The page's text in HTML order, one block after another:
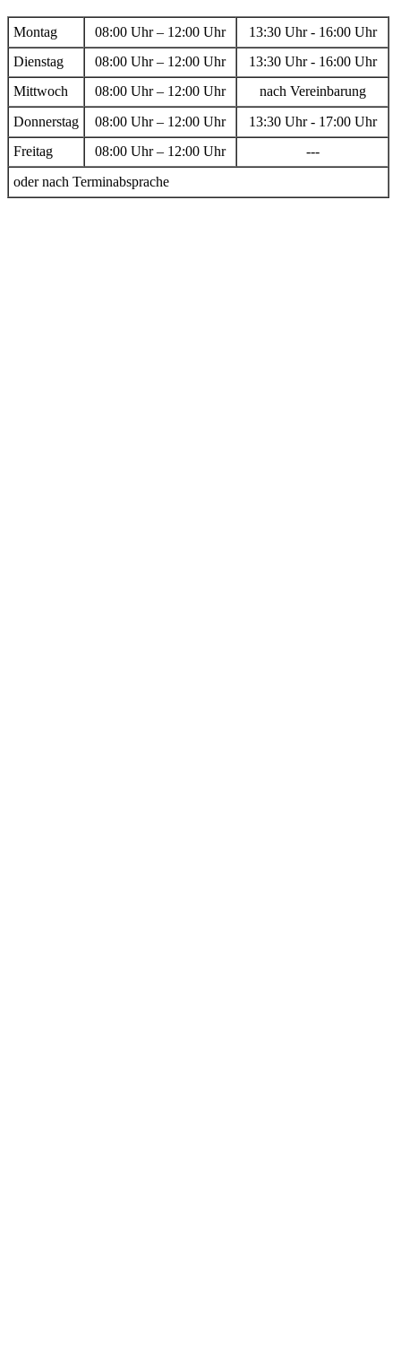
Montag 08:00 Uhr – 12:00 Uhr
13:30 Uhr - 16:00 Uhr
Dienstag
08:00 Uhr – 12:00 Uhr
13:30 Uhr - 16:00 Uhr
Mittwoch
08:00 Uhr – 12:00 Uhr
nach Vereinbarung
Donnerstag
08:00 Uhr – 12:00 Uhr
13:30 Uhr - 17:00 Uhr
Freitag
08:00 Uhr – 12:00 Uhr
---
oder nach Terminabsprache